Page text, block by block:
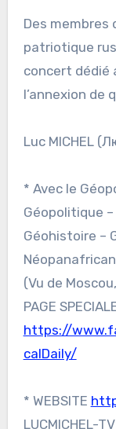
Des membres
patriotique
concert dédié
l’annexion de
Luc MICHEL
* Avec le
Géopolitique
Géohistoire –
(Vu de
PAGE
https://
calDaily/
* WEBSITE
LUCMICHEL-TV